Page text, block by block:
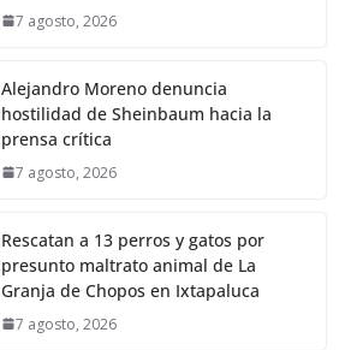
7 agosto, 2026
Alejandro Moreno denuncia
hostilidad de Sheinbaum hacia la
prensa crítica
7 agosto, 2026
Rescatan a 13 perros y gatos por
presunto maltrato animal de La
Granja de Chopos en Ixtapaluca
7 agosto, 2026